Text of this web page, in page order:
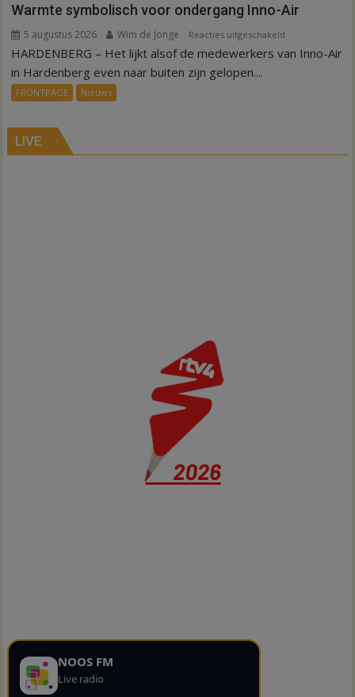
Warmte symbolisch voor ondergang Inno-Air
5 augustus 2026 Wim de Jonge Reacties uitgeschakeld
Warmte
HARDENBERG – Het lijkt alsof de medewerkers van Inno-Air
in Hardenberg even naar buiten zijn gelopen....
FRONTPAGE Nieuws
LIVE
NOOS FM
Live radio